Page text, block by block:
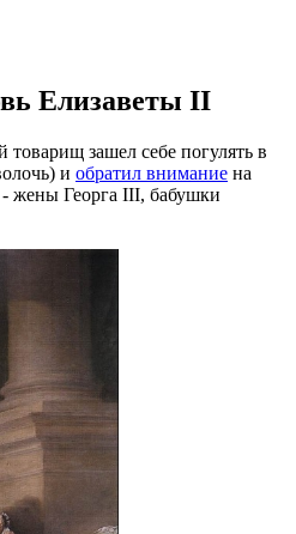
Елизаветы II
зашел себе погулять в
и обратил внимание на
жены Георга III, бабушки